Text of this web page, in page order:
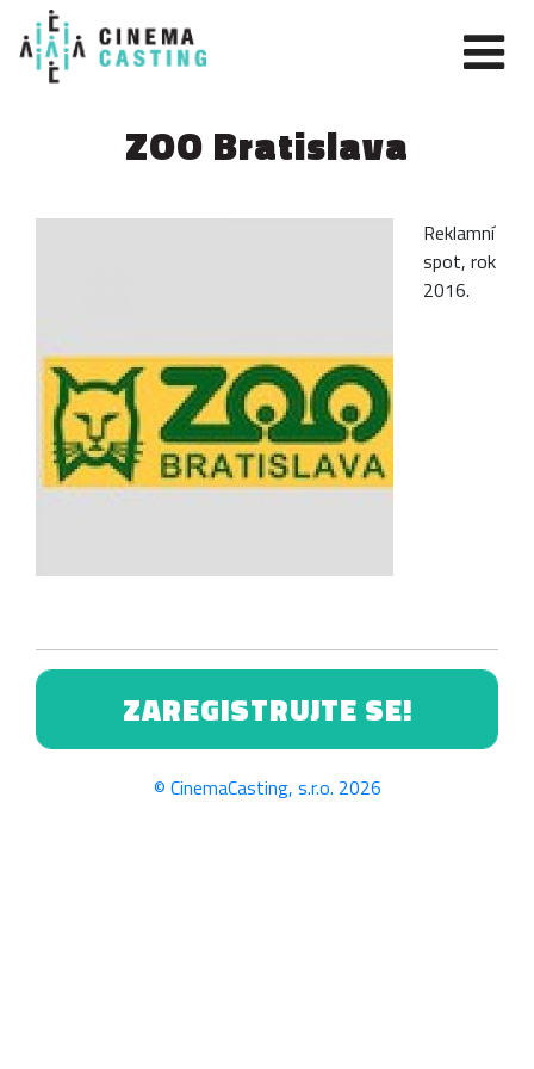
ZOO Bratislava
Reklamní
spot, rok
2016.
ZAREGISTRUJTE SE!
© CinemaCasting, s.r.o. 2026